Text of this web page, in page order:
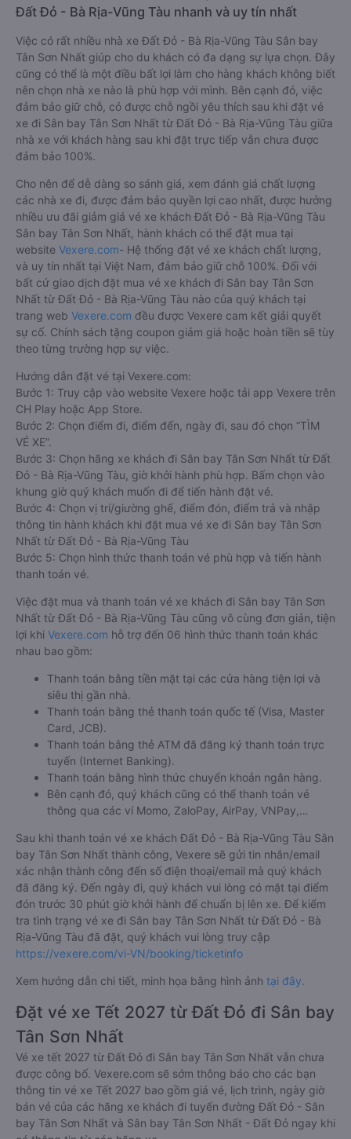
Đất Đỏ - Bà Rịa-Vũng Tàu nhanh và uy tín nhất
Việc có rất nhiều nhà xe Đất Đỏ - Bà Rịa-Vũng Tàu Sân bay
Tân Sơn Nhất giúp cho du khách có đa dạng sự lựa chọn. Đây
cũng có thể là một điều bất lợi làm cho hàng khách không biết
nên chọn nhà xe nào là phù hợp với mình. Bên cạnh đó, việc
đảm bảo giữ chỗ, có được chỗ ngồi yêu thích sau khi đặt vé
xe đi Sân bay Tân Sơn Nhất từ Đất Đỏ - Bà Rịa-Vũng Tàu giữa
nhà xe với khách hàng sau khi đặt trực tiếp vẫn chưa được
đảm bảo 100%.
Cho nên để dễ dàng so sánh giá, xem đánh giá chất lượng
các nhà xe đi, được đảm bảo quyền lợi cao nhất, được hưởng
nhiều ưu đãi giảm giá vé xe khách Đất Đỏ - Bà Rịa-Vũng Tàu
Sân bay Tân Sơn Nhất, hành khách có thể đặt mua tại
website Vexere.com- Hệ thống đặt vé xe khách chất lượng,
và uy tín nhất tại Việt Nam, đảm bảo giữ chỗ 100%. Đối với
bất cứ giao dịch đặt mua vé xe khách đi Sân bay Tân Sơn
Nhất từ Đất Đỏ - Bà Rịa-Vũng Tàu nào của quý khách tại
trang web Vexere.com đều được Vexere cam kết giải quyết
sự cố. Chính sách tặng coupon giảm giá hoặc hoàn tiền sẽ tùy
theo từng trường hợp sự việc.
Hướng dẫn đặt vé tại Vexere.com:
Bước 1: Truy cập vào website Vexere hoặc tải app Vexere trên
CH Play hoặc App Store.
Bước 2: Chọn điểm đi, điểm đến, ngày đi, sau đó chọn “TÌM
VÉ XE”.
Bước 3: Chọn hãng xe khách đi Sân bay Tân Sơn Nhất từ Đất
Đỏ - Bà Rịa-Vũng Tàu, giờ khởi hành phù hợp. Bấm chọn vào
khung giờ quý khách muốn đi để tiến hành đặt vé.
Bước 4: Chọn vị trí/giường ghế, điểm đón, điểm trả và nhập
thông tin hành khách khi đặt mua vé xe đi Sân bay Tân Sơn
Nhất từ Đất Đỏ - Bà Rịa-Vũng Tàu
Bước 5: Chọn hình thức thanh toán vé phù hợp và tiến hành
thanh toán vé.
Việc đặt mua và thanh toán vé xe khách đi Sân bay Tân Sơn
Nhất từ Đất Đỏ - Bà Rịa-Vũng Tàu cũng vô cùng đơn giản, tiện
lợi khi Vexere.com hỗ trợ đến 06 hình thức thanh toán khác
nhau bao gồm:
Thanh toán bằng tiền mặt tại các cửa hàng tiện lợi và
siêu thị gần nhà.
Thanh toán bằng thẻ thanh toán quốc tế (Visa, Master
Card, JCB).
Thanh toán bằng thẻ ATM đã đăng ký thanh toán trực
tuyến (Internet Banking).
Thanh toán bằng hình thức chuyển khoản ngân hàng.
Bên cạnh đó, quý khách cũng có thể thanh toán vé
thông qua các ví Momo, ZaloPay, AirPay, VNPay,…
Sau khi thanh toán vé xe khách Đất Đỏ - Bà Rịa-Vũng Tàu Sân
bay Tân Sơn Nhất thành công, Vexere sẽ gửi tin nhắn/email
xác nhận thành công đến số điện thoại/email mà quý khách
đã đăng ký. Đến ngày đi, quý khách vui lòng có mặt tại điểm
đón trước 30 phút giờ khởi hành để chuẩn bị lên xe. Để kiểm
tra tình trạng vé xe đi Sân bay Tân Sơn Nhất từ Đất Đỏ - Bà
Rịa-Vũng Tàu đã đặt, quý khách vui lòng truy cập
https://vexere.com/vi-VN/booking/ticketinfo
Xem hướng dẫn chi tiết, minh họa bằng hình ảnh tại đây.
Đặt vé xe Tết 2027 từ Đất Đỏ đi Sân bay
Tân Sơn Nhất
Vé xe tết 2027 từ Đất Đỏ đi Sân bay Tân Sơn Nhất vẫn chưa
được công bố. Vexere.com sẽ sớm thông báo cho các bạn
thông tin vé xe Tết 2027 bao gồm giá vé, lịch trình, ngày giờ
bán vé của các hãng xe khách đi tuyến đường Đất Đỏ - Sân
bay Tân Sơn Nhất và Sân bay Tân Sơn Nhất - Đất Đỏ ngay khi